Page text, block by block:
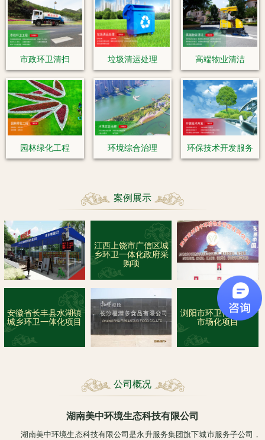
市政环卫清扫 垃圾清运处理 高端物业清洁
园林绿化工程 环境综合治理 环保技术开发服务
案例展示
江西上饶市广信区城
乡环卫一体化政府采
购项
安徽省长丰县水湖镇
城乡环卫一体化项目
浏阳市环卫作业服务
市场化项目
公司概况
湖南美中环境生态科技有限公司
湖南美中环境生态科技有限公司是永升服务集团旗下城市服务子公司，